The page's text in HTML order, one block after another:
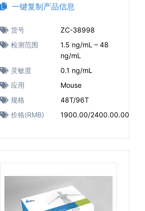
一键复制产品信息
货号
ZC-38998
检测范围
1.5 ng/mL – 48
ng/mL
灵敏度
0.1 ng/mL
应用
Mouse
规格
48T/96T
价格(RMB)
1900.00/2400.00.00